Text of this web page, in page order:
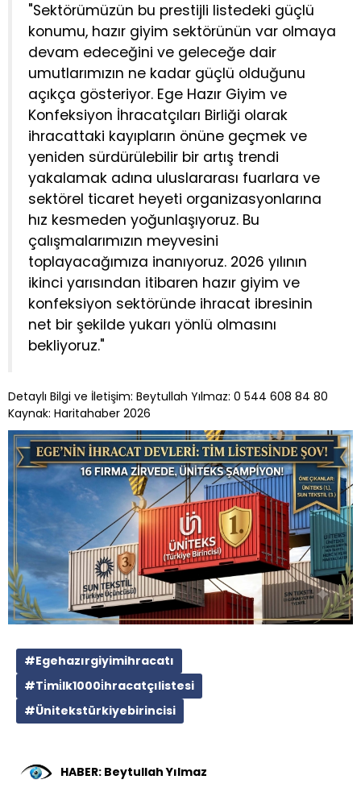
"Sektörümüzün bu prestijli listedeki güçlü
konumu, hazır giyim sektörünün var olmaya
devam edeceğini ve geleceğe dair
umutlarımızın ne kadar güçlü olduğunu
açıkça gösteriyor. Ege Hazır Giyim ve
Konfeksiyon İhracatçıları Birliği olarak
ihracattaki kayıpların önüne geçmek ve
yeniden sürdürülebilir bir artış trendi
yakalamak adına uluslararası fuarlara ve
sektörel ticaret heyeti organizasyonlarına
hız kesmeden yoğunlaşıyoruz. Bu
çalışmalarımızın meyvesini
toplayacağımıza inanıyoruz. 2026 yılının
ikinci yarısından itibaren hazır giyim ve
konfeksiyon sektöründe ihracat ibresinin
net bir şekilde yukarı yönlü olmasını
bekliyoruz."
Detaylı Bilgi ve İletişim: Beytullah Yılmaz: 0 544 608 84 80
Kaynak: Haritahaber 2026
#Egehazırgiyimihracatı
#Ti̇mi̇lk1000i̇hracatçılistesi
#Ünitekstürkiyebirincisi
HABER: Beytullah Yılmaz